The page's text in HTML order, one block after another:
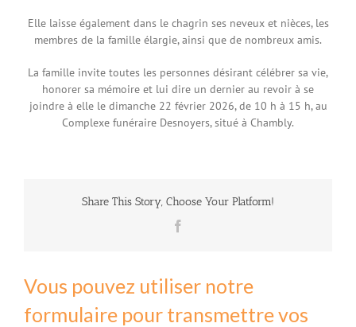
Elle laisse également dans le chagrin ses neveux et nièces, les
membres de la famille élargie, ainsi que de nombreux amis.
La famille invite toutes les personnes désirant célébrer sa vie,
honorer sa mémoire et lui dire un dernier au revoir à se
joindre à elle le dimanche 22 février 2026, de 10 h à 15 h, au
Complexe funéraire Desnoyers, situé à Chambly.
Share This Story, Choose Your Platform!
Vous pouvez utiliser notre
formulaire pour transmettre vos